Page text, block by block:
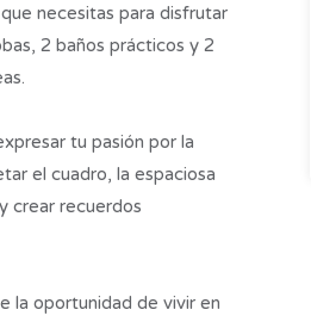
necesitas para disfrutar
2 baños prácticos y 2
tu pasión por la
el cuadro, la espaciosa
crear recuerdos
la oportunidad de vivir en